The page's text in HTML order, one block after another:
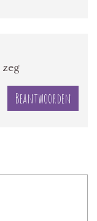
zeg
Beantwoorden